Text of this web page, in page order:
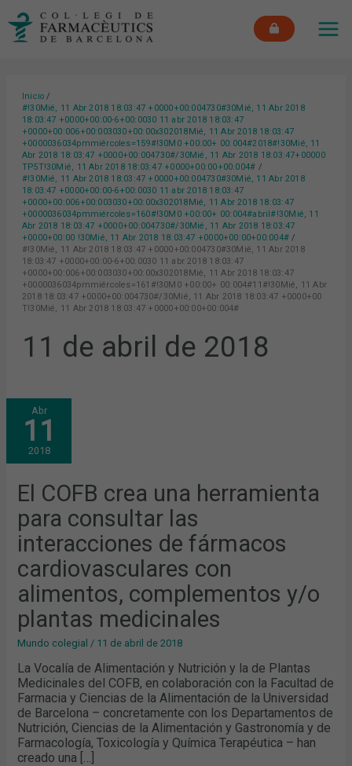
Inicio
#!30Mié, 11 Abr 2018 18:03:47 +0000+00:004730#30Mié, 11 Abr 2018
18:03:47 +0000+00:00-6+00:0030 11 abr 2018 18:03:47
+0000+00:006+00:003030+00:00x302018Mié, 11 Abr 2018 18:03:47
+0000036034pmmiércoles=159#!30M0 +00:00+ 00:004#2018#!30Mié, 11
Abr 2018 18:03:47 +0000+00:004730#/30Mié, 11 Abr 2018 18:03:47+00000
TP5T!30Mié, 11 Abr 2018 18:03:47 +0000+00:00+00:004#
#!30Mié, 11 Abr 2018 18:03:47 +0000+00:004730#30Mié, 11 Abr 2018
18:03:47 +0000+00:00-6+00:0030 11 abr 2018 18:03:47
+0000+00:006+00:003030+00:00x302018Mié, 11 Abr 2018 18:03:47
+0000036034pmmiércoles=160#!30M0 +00:00+ 00:004#abril#!30Mié, 11
Abr 2018 18:03:47 +0000+00:004730#/30Mié, 11 Abr 2018 18:03:47
+0000+00:00 !30Mié, 11 Abr 2018 18:03:47 +0000+00:00+00:004#
#!30Mié, 11 Abr 2018 18:03:47 +0000+00:004730#30Mié, 11 Abr 2018
18:03:47 +0000+00:00-6+00:0030 11 abr 2018 18:03:47
+0000+00:006+00:003030+00:00x302018Mié, 11 Abr 2018 18:03:47
+0000036034pmmiércoles=161#!30M0 +00:00+ 00:004#11#!30Mié, 11 Abr
2018 18:03:47 +0000+00:004730#/30Mié, 11 Abr 2018 18:03:47 +0000+00
T!30Mié, 11 Abr 2018 18:03:47 +0000+00:00+00:004#
11 de abril de 2018
Abr
11
2018
El COFB crea una herramienta
para consultar las
interacciones de fármacos
cardiovasculares con
alimentos, complementos y/o
plantas medicinales
Mundo colegial / 11 de abril de 2018
La Vocalía de Alimentación y Nutrición y la de Plantas
Medicinales del COFB, en colaboración con la Facultad de
Farmacia y Ciencias de la Alimentación de la Universidad
de Barcelona – concretamente con los Departamentos de
Nutrición, Ciencias de la Alimentación y Gastronomía y de
Farmacología, Toxicología y Química Terapéutica – han
creado una […]
EL
COFB
CREA
HERRAMIENTA
PARA
CONSULTAR
INTERACCIONES
DE
FÁRMACOS
CARDIOVASCULARES
CON
ALIMENTOS,
COMPLEMENTOS
Y/O
PLANTAS
MEDICINALES